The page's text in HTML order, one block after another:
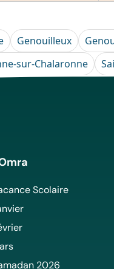
Genouilleux
sur-Chalaronne
Scolaire
2026